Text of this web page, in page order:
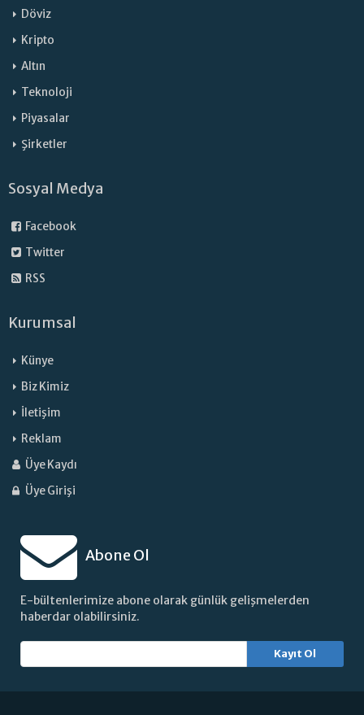
Döviz
Kripto
Altın
Teknoloji
Piyasalar
Şirketler
Sosyal Medya
Facebook
Twitter
RSS
Kurumsal
Künye
Biz Kimiz
İletişim
Reklam
Üye Kaydı
Üye Girişi
Abone Ol
E-bültenlerimize abone olarak günlük gelişmelerden
haberdar olabilirsiniz.
Kayıt Ol